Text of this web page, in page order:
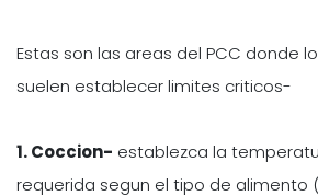
Estas son las areas del PCC donde
suelen establecer limites criticos-
1. Coccion- establezca la
requerida segun el tipo de alimento